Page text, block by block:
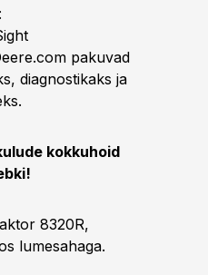
pakuvad
diagnostikaks ja
kokkuhoid
8320R,
lumesahaga.